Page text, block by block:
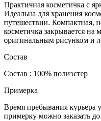
Практичная косметичка с
Идеальна для хранения
путешествии. Компактная,
косметичка закрывается
оригинальным рисунком и
Состав
Состав : 100% полиэстер
Примерка
Время пребывания курьера
примерку можно заказать